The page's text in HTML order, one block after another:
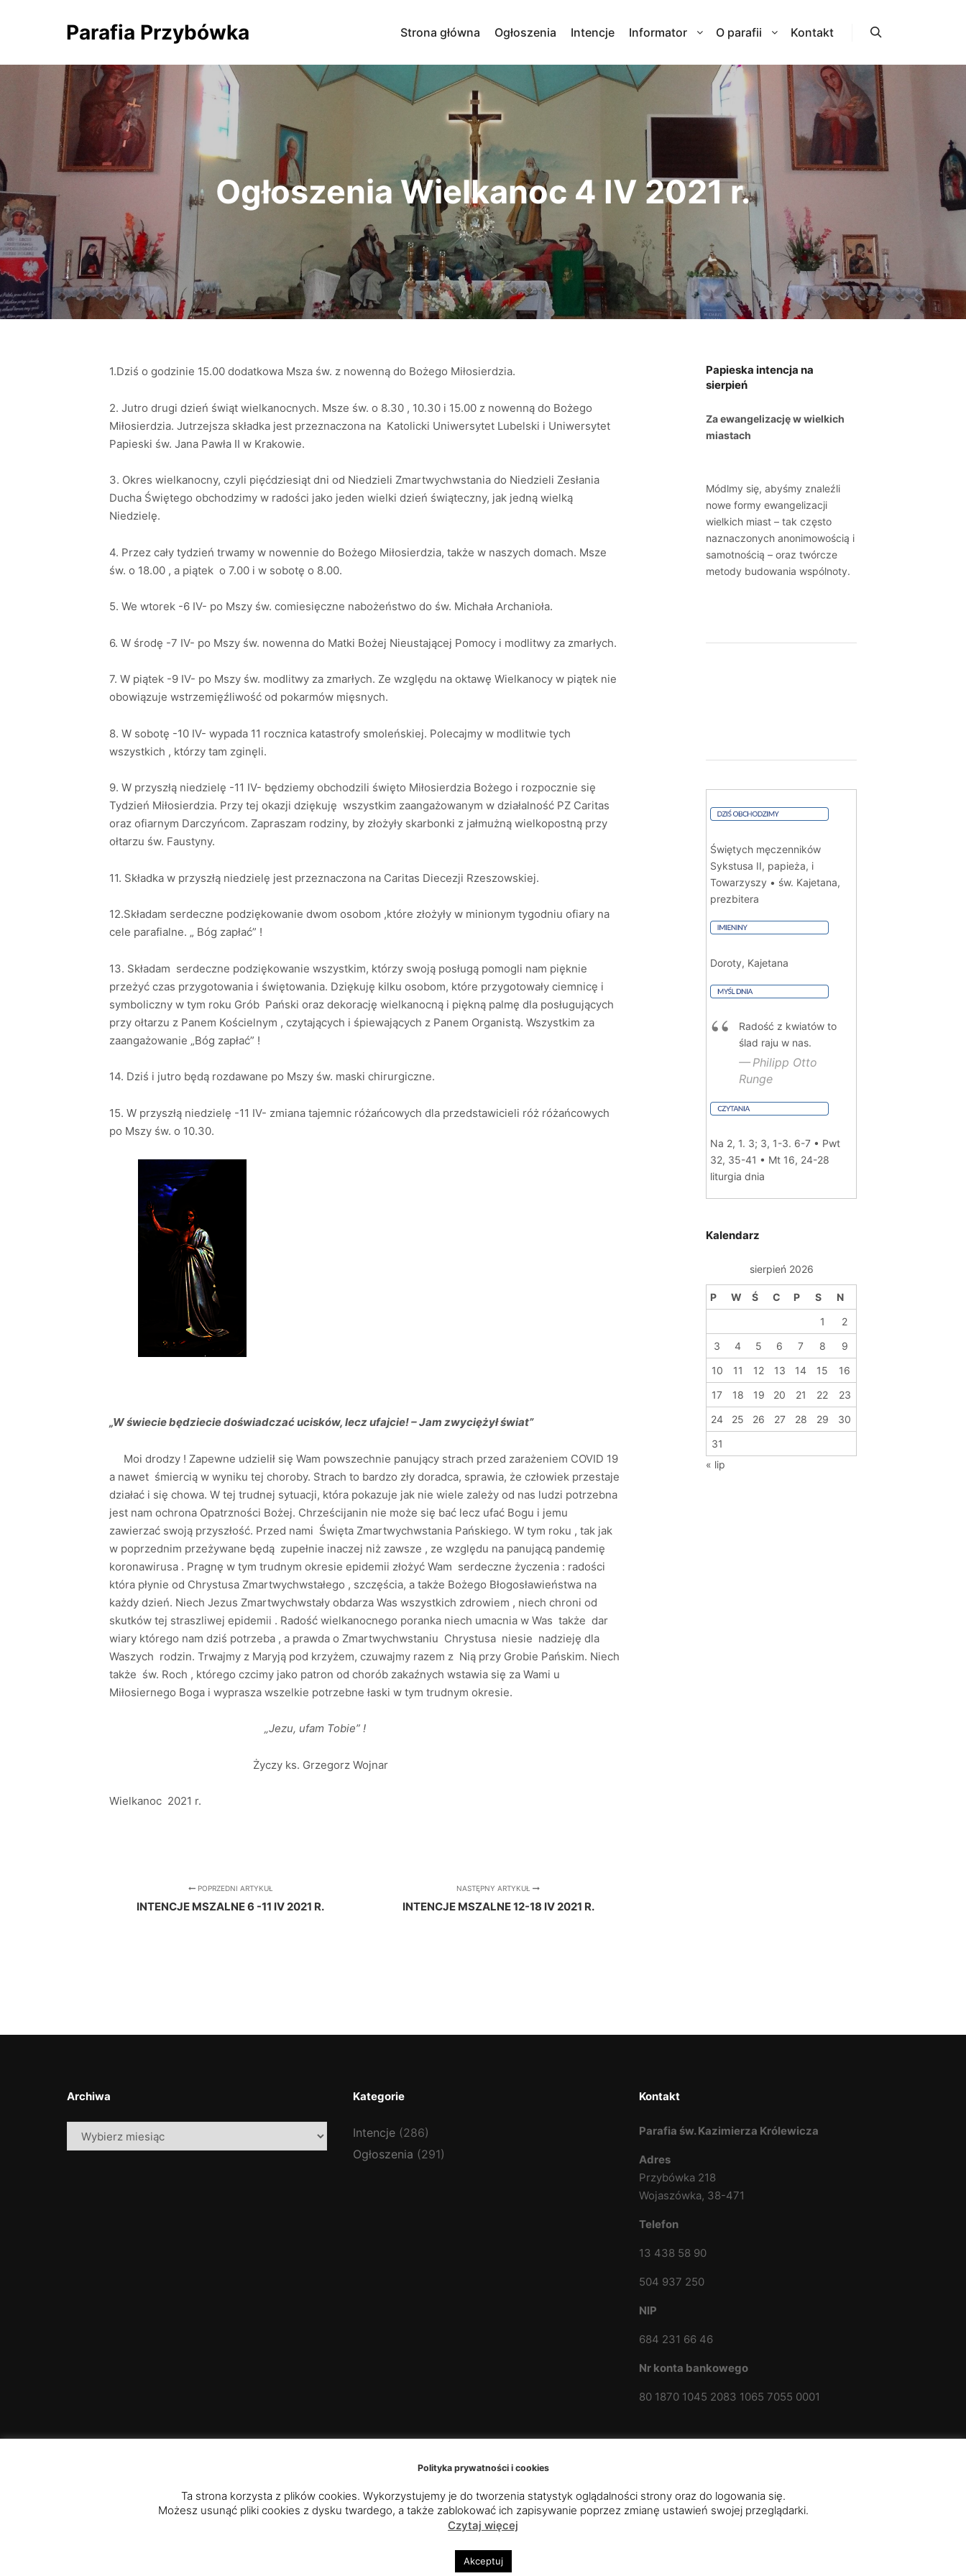
Parafia Przybówka Strona główna Ogłoszenia Intencje Informator O parafii Kontakt
Ogłoszenia Wielkanoc 4 IV 2021 r.
1.Dziś o godzinie 15.00 dodatkowa Msza św. z nowenną do Bożego Miłosierdzia.
2. Jutro drugi dzień świąt wielkanocnych. Msze św. o 8.30 , 10.30 i 15.00 z nowenną do Bożego
Miłosierdzia. Jutrzejsza składka jest przeznaczona na Katolicki Uniwersytet Lubelski i Uniwersytet
Papieski św. Jana Pawła II w Krakowie.
3. Okres wielkanocny, czyli pięćdziesiąt dni od Niedzieli Zmartwychwstania do Niedzieli Zesłania
Ducha Świętego obchodzimy w radości jako jeden wielki dzień świąteczny, jak jedną wielką
Niedzielę.
4. Przez cały tydzień trwamy w nowennie do Bożego Miłosierdzia, także w naszych domach. Msze
św. o 18.00 , a piątek o 7.00 i w sobotę o 8.00.
5. We wtorek -6 IV- po Mszy św. comiesięczne nabożeństwo do św. Michała Archanioła.
6. W środę -7 IV- po Mszy św. nowenna do Matki Bożej Nieustającej Pomocy i modlitwy za zmarłych.
7. W piątek -9 IV- po Mszy św. modlitwy za zmarłych. Ze względu na oktawę Wielkanocy w piątek nie
obowiązuje wstrzemięźliwość od pokarmów mięsnych.
8. W sobotę -10 IV- wypada 11 rocznica katastrofy smoleńskiej. Polecajmy w modlitwie tych
wszystkich , którzy tam zginęli.
9. W przyszłą niedzielę -11 IV- będziemy obchodzili święto Miłosierdzia Bożego i rozpocznie się
Tydzień Miłosierdzia. Przy tej okazji dziękuję wszystkim zaangażowanym w działalność PZ Caritas
oraz ofiarnym Darczyńcom. Zapraszam rodziny, by złożyły skarbonki z jałmużną wielkopostną przy
ołtarzu św. Faustyny.
11. Składka w przyszłą niedzielę jest przeznaczona na Caritas Diecezji Rzeszowskiej.
12.Składam serdeczne podziękowanie dwom osobom ,które złożyły w minionym tygodniu ofiary na
cele parafialne. „ Bóg zapłać” !
13. Składam serdeczne podziękowanie wszystkim, którzy swoją posługą pomogli nam pięknie
przeżyć czas przygotowania i świętowania. Dziękuję kilku osobom, które przygotowały ciemnicę i
symboliczny w tym roku Grób Pański oraz dekorację wielkanocną i piękną palmę dla posługujących
przy ołtarzu z Panem Kościelnym , czytających i śpiewających z Panem Organistą. Wszystkim za
zaangażowanie „Bóg zapłać” !
14. Dziś i jutro będą rozdawane po Mszy św. maski chirurgiczne.
15. W przyszłą niedzielę -11 IV- zmiana tajemnic różańcowych dla przedstawicieli róż różańcowych
po Mszy św. o 10.30.
„W świecie będziecie doświadczać ucisków, lecz ufajcie! – Jam zwyciężył świat”
Moi drodzy ! Zapewne udzielił się Wam powszechnie panujący strach przed zarażeniem COVID 19
a nawet śmiercią w wyniku tej choroby. Strach to bardzo zły doradca, sprawia, że człowiek przestaje
działać i się chowa. W tej trudnej sytuacji, która pokazuje jak nie wiele zależy od nas ludzi potrzebna
jest nam ochrona Opatrzności Bożej. Chrześcijanin nie może się bać lecz ufać Bogu i jemu
zawierzać swoją przyszłość. Przed nami Święta Zmartwychwstania Pańskiego. W tym roku , tak jak
w poprzednim przeżywane będą zupełnie inaczej niż zawsze , ze względu na panującą pandemię
koronawirusa . Pragnę w tym trudnym okresie epidemii złożyć Wam serdeczne życzenia : radości
która płynie od Chrystusa Zmartwychwstałego , szczęścia, a także Bożego Błogosławieństwa na
każdy dzień. Niech Jezus Zmartwychwstały obdarza Was wszystkich zdrowiem , niech chroni od
skutków tej straszliwej epidemii . Radość wielkanocnego poranka niech umacnia w Was także dar
wiary którego nam dziś potrzeba , a prawda o Zmartwychwstaniu Chrystusa niesie nadzieję dla
Waszych rodzin. Trwajmy z Maryją pod krzyżem, czuwajmy razem z Nią przy Grobie Pańskim. Niech
także św. Roch , którego czcimy jako patron od chorób zakaźnych wstawia się za Wami u
Miłosiernego Boga i wyprasza wszelkie potrzebne łaski w tym trudnym okresie.
„Jezu, ufam Tobie” !
Życzy ks. Grzegorz Wojnar
Wielkanoc 2021 r.
POPRZEDNI ARTYKUŁ
INTENCJE MSZALNE 6 -11 IV 2021 R.
NASTĘPNY ARTYKUŁ
INTENCJE MSZALNE 12-18 IV 2021 R.
Papieska intencja na
sierpień
Za ewangelizację w wielkich
miastach
Módlmy się, abyśmy znaleźli
nowe formy ewangelizacji
wielkich miast – tak często
naznaczonych anonimowością i
samotnością – oraz twórcze
metody budowania wspólnoty.
Świętych męczenników
Sykstusa II, papieża, i
Towarzyszy • św. Kajetana,
prezbitera
Doroty, Kajetana
Radość z kwiatów to
ślad raju w nas.
Philipp Otto
Runge
Na 2, 1. 3; 3, 1-3. 6-7 • Pwt
32, 35-41 • Mt 16, 24-28
liturgia dnia
Kalendarz
sierpień 2026
P W Ś C P S
N
1
2
3
4 5 6 7 8
9
10
11 12 13 14 15
16
17
18 19 20 21 22
23
24
25 26 27 28 29
30
31
« lip
Archiwa
Archiwa
Kategorie
Intencje(286)
Ogłoszenia (291)
Kontakt
Parafia św. Kazimierza Królewicza
Adres
Przybówka 218
Wojaszówka, 38-471
Telefon
13 438 58 90
504 937 250
NIP
684 231 66 46
Nr konta bankowego
80 1870 1045 2083 1065 7055 0001
Polityka prywatności i cookies
Ta strona korzysta z plików cookies. Wykorzystujemy je do tworzenia statystyk oglądalności strony oraz do logowania się.
Możesz usunąć pliki cookies z dysku twardego, a także zablokować ich zapisywanie poprzez zmianę ustawień swojej przeglądarki.
Czytaj więcej
Akceptuj